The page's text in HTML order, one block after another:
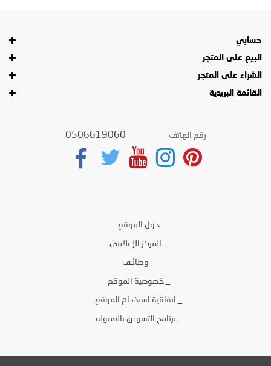
حسابي
البيع على المتجر
الشراء على المتجر
القائمة البريدية
رقم الهاتف 0506619060
حول الموقع
_ خصوصية الموقع